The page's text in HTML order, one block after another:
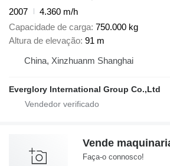
2007
4.360 m/h
Capacidade de carga 750.000 kg
Altura de elevação 91 m
China, Xinzhuanm Shanghai
Everglory International Group Co.,Ltd
Vende
Faça-o connosco!